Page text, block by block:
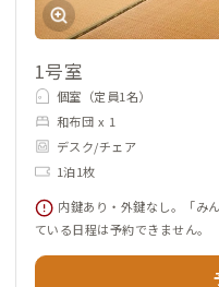
1号室
個室（定員1名）
和布団 x 1
デスク/チェア
1泊1枚
内鍵あり・外鍵なし。「み
ている日程は予約できません。